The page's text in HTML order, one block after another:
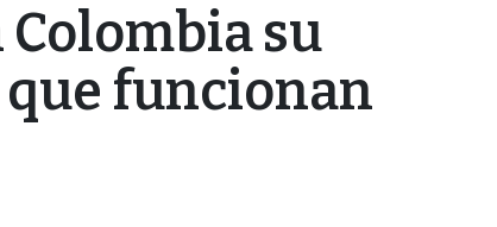
su
funcionan